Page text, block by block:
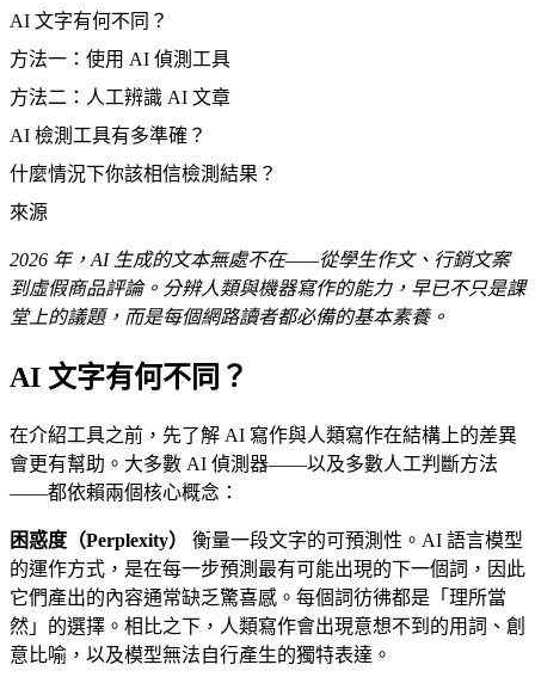
AI 文字有何不同？
方法一：使用 AI 偵測工具
方法二：人工辨識 AI 文章
AI 檢測工具有多準確？
什麼情況下你該相信檢測結果？
來源
2026 年，AI 生成的文本無處不在——從學生作文、行銷文案
到虛假商品評論。分辨人類與機器寫作的能力，早已不只是課
堂上的議題，而是每個網路讀者都必備的基本素養。
AI 文字有何不同？
在介紹工具之前，先了解 AI 寫作與人類寫作在結構上的差異
會更有幫助。大多數 AI 偵測器——以及多數人工判斷方法
——都依賴兩個核心概念：
困惑度（Perplexity）
衡量一段文字的可預測性。AI 語言模型
的運作方式，是在每一步預測最有可能出現的下一個詞，因此
它們產出的內容通常缺乏驚喜感。每個詞彷彿都是「理所當
然」的選擇。相比之下，人類寫作會出現意想不到的用詞、創
意比喻，以及模型無法自行產生的獨特表達。